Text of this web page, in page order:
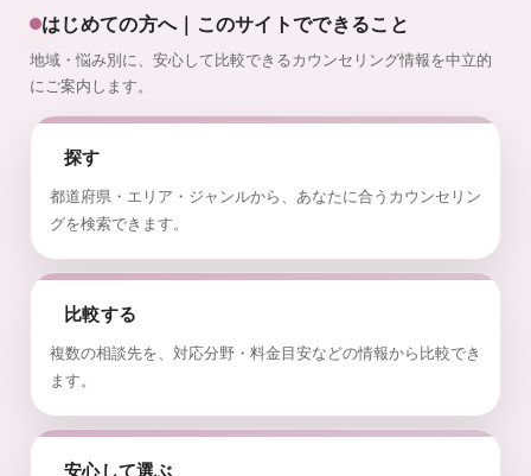
はじめての方へ｜このサイトでできること
地域・悩み別に、安心して比較できるカウンセリング情報を中立的
にご案内します。
探す
都道府県・エリア・ジャンルから、あなたに合うカウンセリン
グを検索できます。
比較する
複数の相談先を、対応分野・料金目安などの情報から比較でき
ます。
安心して選ぶ